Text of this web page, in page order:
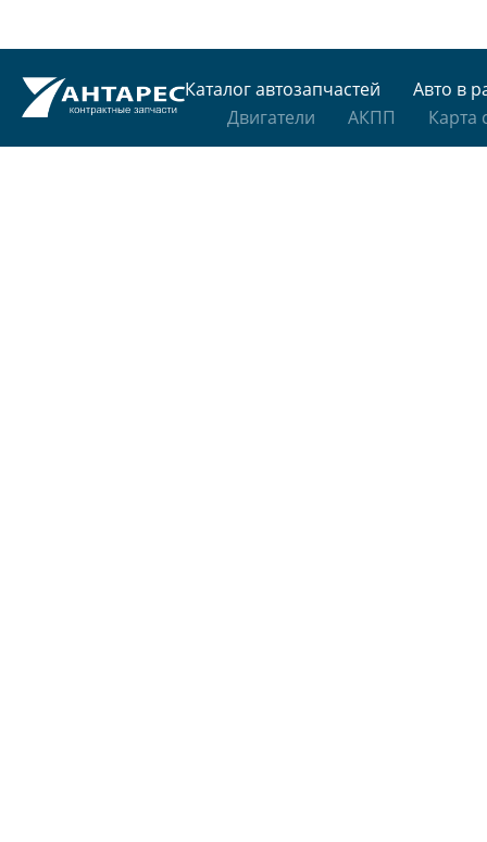
Каталог автозапчастей
Авто в
Двигатели
АКПП Карта